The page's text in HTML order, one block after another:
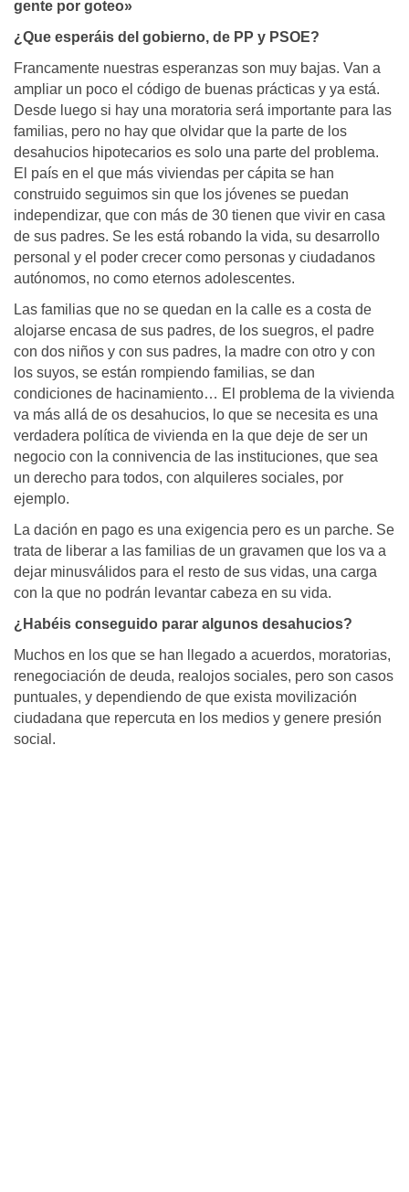
gente por goteo»
¿Que esperáis del gobierno, de PP y PSOE?
Francamente nuestras esperanzas son muy bajas. Van a
ampliar un poco el código de buenas prácticas y ya está.
Desde luego si hay una moratoria será importante para las
familias, pero no hay que olvidar que la parte de los
desahucios hipotecarios es solo una parte del problema.
El país en el que más viviendas per cápita se han
construido seguimos sin que los jóvenes se puedan
independizar, que con más de 30 tienen que vivir en casa
de sus padres. Se les está robando la vida, su desarrollo
personal y el poder crecer como personas y ciudadanos
autónomos, no como eternos adolescentes.
Las familias que no se quedan en la calle es a costa de
alojarse encasa de sus padres, de los suegros, el padre
con dos niños y con sus padres, la madre con otro y con
los suyos, se están rompiendo familias, se dan
condiciones de hacinamiento… El problema de la vivienda
va más allá de os desahucios, lo que se necesita es una
verdadera política de vivienda en la que deje de ser un
negocio con la connivencia de las instituciones, que sea
un derecho para todos, con alquileres sociales, por
ejemplo.
La dación en pago es una exigencia pero es un parche. Se
trata de liberar a las familias de un gravamen que los va a
dejar minusválidos para el resto de sus vidas, una carga
con la que no podrán levantar cabeza en su vida.
¿Habéis conseguido parar algunos desahucios?
Muchos en los que se han llegado a acuerdos, moratorias,
renegociación de deuda, realojos sociales, pero son casos
puntuales, y dependiendo de que exista movilización
ciudadana que repercuta en los medios y genere presión
social.